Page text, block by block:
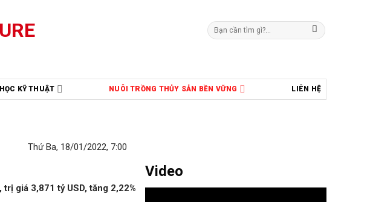
Tìm
kiếm:
KỸ THUẬT NUÔI TRỒNG THỦY SẢN BỀN VỮNG LIÊN HỆ
Thứ Ba, 18/01/2022, 7:00
giá 3,871 tỷ USD, tăng 2,22%
Video